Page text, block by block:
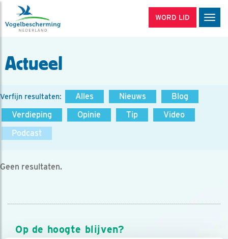
WORD LID
Actueel
Verfijn resultaten: Alles Nieuws
Blog
Verdieping
Opinie Tip
Video
Podcast
Geen resultaten.
Op de hoogte blijven?